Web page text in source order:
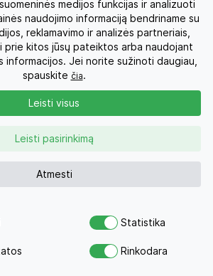
bet tame paprastume
Teritorija suskirstyta į dalis, kai
Vasaros sezonu mėgiamas
- vokiečių.
Yra padelio kortai. „À la carte“
įvertintu šefu. Liukso tipo
80 kv.m. Vandens parkas
vienas šildomas olimpinis baseinas
Didelė sporto salė. Teritorija labai
svajonių atostogoms
medijos funkcijas ir analizuoti
naudojimo informaciją bendriname su
reklamavimo ir analizės partneriais,
prie kitos jūsų pateiktos arba naudojant
informacijos. Jei norite sužinoti daugiau,
spauskite čia.
Atmesti
Leisti pasirinkimą
Leisti visus
Statistika
Rinkodara